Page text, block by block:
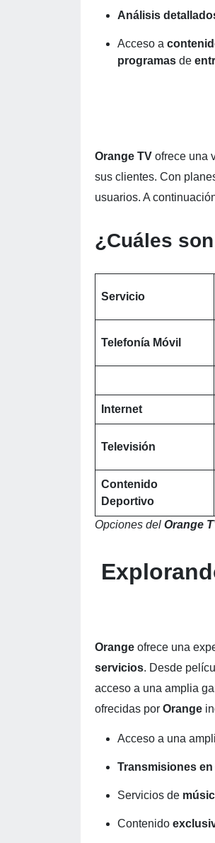
Análisis
Acceso a
programas de
Orange TV ofrece una
sus clientes. Con
usuarios. A
¿Cuáles
Servicio
Telefonía Móvil
Internet
Televisión
Contenido
Deportivo
Opciones del Orange
Orange ofrece una
servicios. Desde
acceso a una amplia
ofrecidas por Orange
Acceso a una
Transmisiones
Servicios de
Contenido